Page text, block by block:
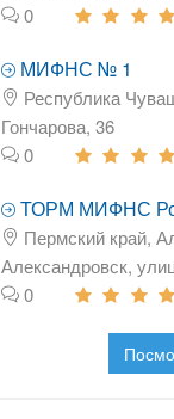
0
МИФНС № 1
Республика
Гончарова, 36
0
ТОРМ МИФНС
Пермский край,
Александровск,
0